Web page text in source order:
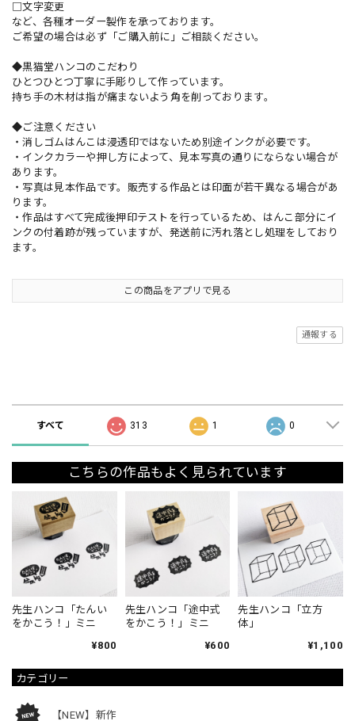
カテゴリー
【NEW】新作
□文字変更
など、各種オーダー製作を承っております。
ご希望の場合は必ず「ご購入前に」ご相談ください。
◆黒猫堂ハンコのこだわり
ひとつひとつ丁寧に手彫りして作っています。
持ち手の木材は指が痛まないよう角を削っております。
◆ご注意ください
・消しゴムはんこは浸透印ではないため別途インクが必要です。
・インクカラーや押し方によって、見本写真の通りにならない場合が
あります。
・写真は見本作品です。販売する作品とは印面が若干異なる場合があ
ります。
・作品はすべて完成後押印テストを行っているため、はんこ部分にイ
ンクの付着跡が残っていますが、発送前に汚れ落とし処理をしており
ます。
この商品をアプリで見る
通報する
すべて 313 1 0
こちらの作品もよく見られています
先生ハンコ「たんい
をかこう！」ミニ
¥800
先生ハンコ「途中式
をかこう！」ミニ
¥600
先生ハンコ「立方
体」
¥1,100